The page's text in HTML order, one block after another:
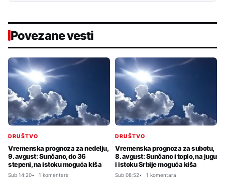
Povezane vesti
DRUŠTVO
Vremenska prognoza za nedelju,
9. avgust: Sunčano, do 36
stepeni, na istoku moguća kiša
Sub 14:20 1 komentara
DRUŠTVO
Vremenska prognoza za subotu,
8. avgust: Sunčano i toplo, na jugu
i istoku Srbije moguća kiša
Sub 08:52 1 komentara